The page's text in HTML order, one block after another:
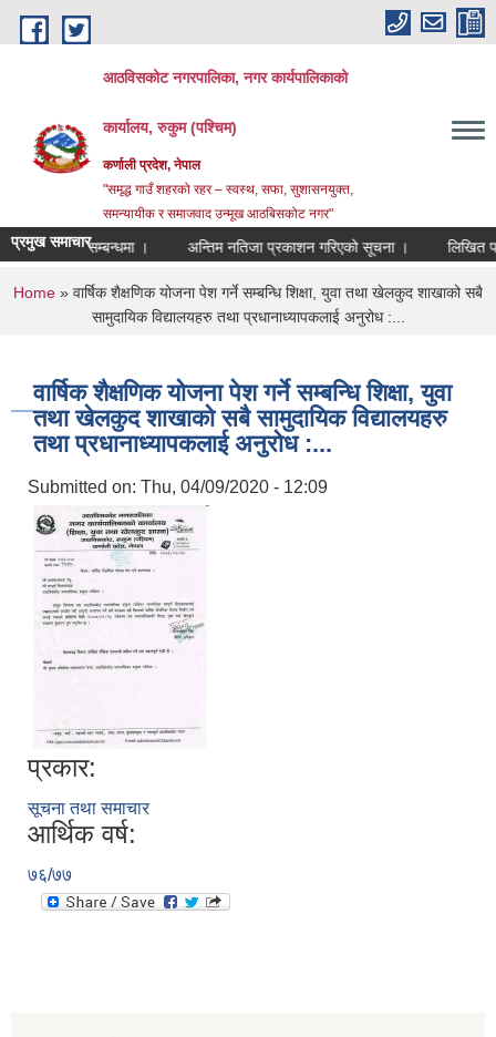
Skip to main content
आठविसकोट नगरपालिका, नगर कार्यपालिकाको
कार्यालय, रुकुम (पश्चिम)
कर्णाली प्रदेश, नेपाल
"समृद्ध गाउँ शहरको रहर – स्वस्थ, सफा, सुशासनयुक्त,
समन्यायीक र समाजवाद उन्मूख आठबिसकोट नगर"
प्रमुख समाचार
गर्ने सम्बन्धमा । अन्तिम नतिजा प्रकाशन गरिएको सूचना । लिखित
You are here
Home » वार्षिक शैक्षणिक योजना पेश गर्ने सम्बन्धि शिक्षा, युवा तथा खेलकुद शाखाको सबै
सामुदायिक विद्यालयहरु तथा प्रधानाध्यापकलाई अनुरोध :...
वार्षिक शैक्षणिक योजना पेश गर्ने सम्बन्धि शिक्षा, युवा
तथा खेलकुद शाखाको सबै सामुदायिक विद्यालयहरु
तथा प्रधानाध्यापकलाई अनुरोध :...
Submitted on: Thu, 04/09/2020 - 12:09
प्रकार:
सूचना तथा समाचार
आर्थिक वर्ष:
७६/७७